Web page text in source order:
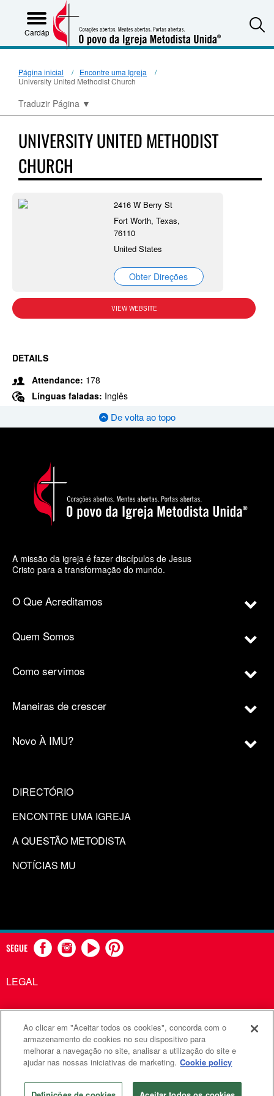
Cardápio
Página inicial
Encontre uma Igreja
University United Methodist Church
Traduzir Página ▼
UNIVERSITY UNITED METHODIST
CHURCH
2416 W Berry St
Fort Worth, Texas,
76110
United States
Obter Direções
VIEW WEBSITE
DETAILS
Attendance: 178
Línguas faladas: Inglês
De volta ao topo
A missão da igreja é fazer discípulos de Jesus
Cristo para a transformação do mundo.
O Que Acreditamos
Quem Somos
Como servimos
Maneiras de crescer
Novo À IMU?
DIRECTÓRIO
ENCONTRE UMA IGREJA
A QUESTÃO METODISTA
NOTÍCIAS MU
SEGUE
LEGAL
Comunicações Metodistas Unidas é uma agência da Igreja
Metodista Unida
©2026 Comunicações Metodistas Unidas. Todos os direitos
reservados
Ao clicar em "Aceitar todos os cookies", concorda com o
armazenamento de cookies no seu dispositivo para
melhorar a navegação no site, analisar a utilização do site e
ajudar nas nossas iniciativas de marketing. Cookie policy